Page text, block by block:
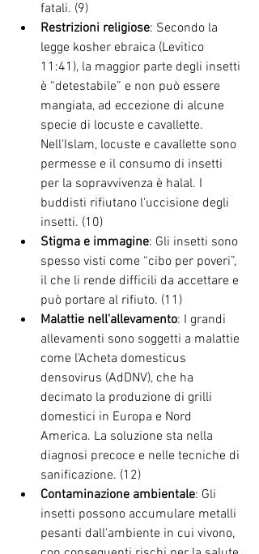
fatali. (9)
Restrizioni religiose: Secondo la
legge kosher ebraica (Levitico
11:41), la maggior parte degli insetti
è “detestabile” e non può essere
mangiata, ad eccezione di alcune
specie di locuste e cavallette.
Nell'Islam, locuste e cavallette sono
permesse e il consumo di insetti
per la sopravvivenza è halal. I
buddisti rifiutano l'uccisione degli
insetti. (10)
Stigma e immagine: Gli insetti sono
spesso visti come “cibo per poveri”,
il che li rende difficili da accettare e
può portare al rifiuto. (11)
Malattie nell'allevamento: I grandi
allevamenti sono soggetti a malattie
come l'Acheta domesticus
densovirus (AdDNV), che ha
decimato la produzione di grilli
domestici in Europa e Nord
America. La soluzione sta nella
diagnosi precoce e nelle tecniche di
sanificazione. (12)
Contaminazione ambientale: Gli
insetti possono accumulare metalli
pesanti dall'ambiente in cui vivono,